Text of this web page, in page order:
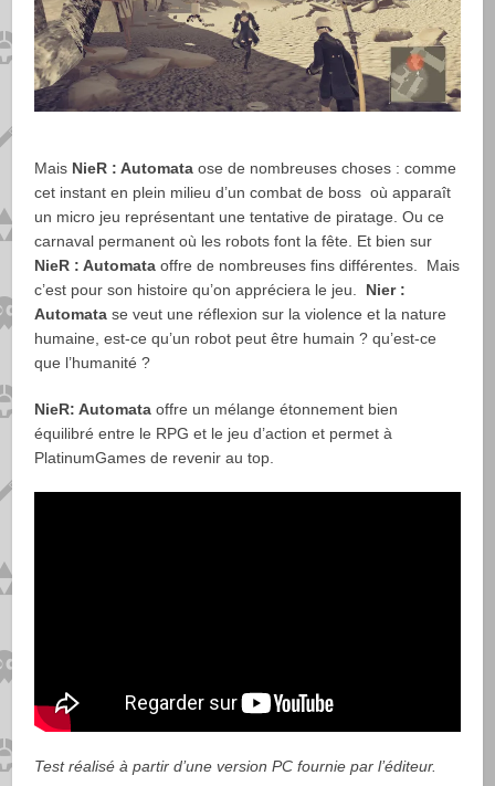
Mais NieR : Automata ose de nombreuses choses : comme
cet instant en plein milieu d’un combat de boss où apparaît
un micro jeu représentant une tentative de piratage. Ou ce
carnaval permanent où les robots font la fête. Et bien sur
NieR : Automata offre de nombreuses fins différentes. Mais
c’est pour son histoire qu’on appréciera le jeu. Nier :
Automata se veut une réflexion sur la violence et la nature
humaine, est-ce qu’un robot peut être humain ? qu’est-ce
que l’humanité ?
NieR: Automata offre un mélange étonnement bien
équilibré entre le RPG et le jeu d’action et permet à
PlatinumGames de revenir au top.
Test réalisé à partir d’une version PC fournie par l’éditeur.